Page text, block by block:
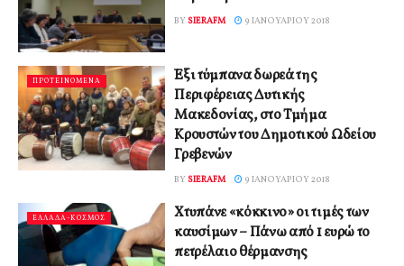
BY SIERAFM 9 ΙΑΝΟΥΑΡΊΟΥ 2018
ΠΡΟΤΕΙΝΟΜΕΝΑ
Έξι τύμπανα δωρεά της
Περιφέρειας Δυτικής
Μακεδονίας, στο Τμήμα
Κρουστών του Δημοτικού Ωδείου
Γρεβενών
BY SIERAFM 9 ΙΑΝΟΥΑΡΊΟΥ 2018
ΕΛΛΑΔΑ-ΚΟΣΜΟΣ
Χτυπάνε «κόκκινο» οι τιμές των
καυσίμων – Πάνω από 1 ευρώ το
πετρέλαιο θέρμανσης